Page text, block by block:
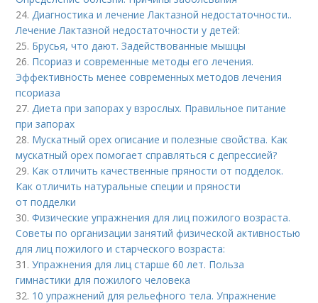
24.Диагностика и лечение Лактазной недостаточности..
Лечение Лактазной недостаточности у детей:
25. Брусья, что дают. Задействованные мышцы
26. Псориаз и современные методы его лечения.
Эффективность менее современных методов лечения
псориаза
27.Диета при запорах у взрослых. Правильное питание
при запорах
28. Мускатный орех описание и полезные свойства. Как
мускатный орех помогает справляться с депрессией?
29. Как отличить качественные пряности от подделок.
Как отличить натуральные специи и пряности
от подделки
30.Физические упражнения для лиц пожилого возраста.
Советы по организации занятий физической активностью
для лиц пожилого и старческого возраста:
31.Упражнения для лиц старше 60 лет. Польза
гимнастики для пожилого человека
32. 10 упражнений для рельефного тела. Упражнение